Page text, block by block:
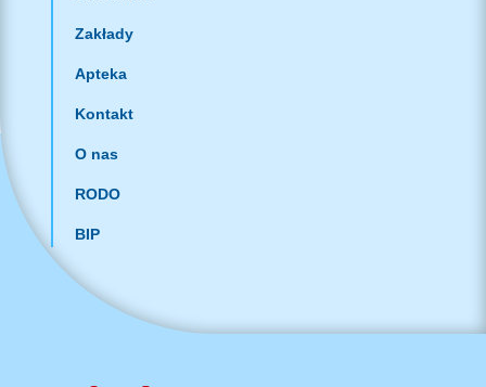
Zakłady
Apteka
Kontakt
O nas
RODO
BIP